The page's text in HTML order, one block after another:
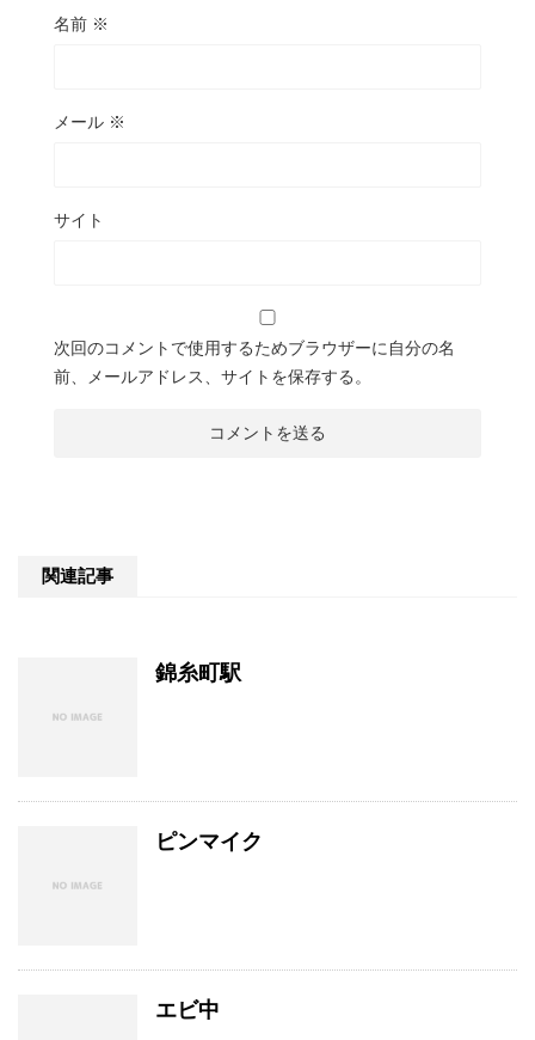
名前 ※
メール ※
サイト
次回のコメントで使用するためブラウザーに自分の名
前、メールアドレス、サイトを保存する。
関連記事
錦糸町駅
ピンマイク
エビ中